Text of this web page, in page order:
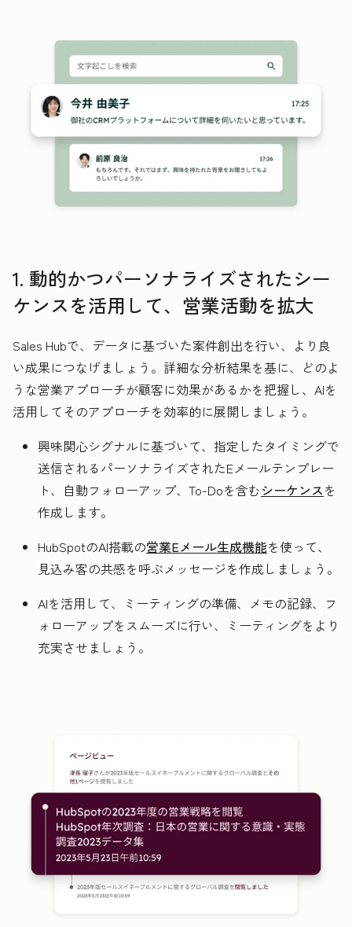
1. 動的かつパーソナライズされたシー
ケンスを活用して、営業活動を拡大
Sales Hubで、データに基づいた案件創出を行い、より良
い成果につなげましょう。詳細な分析結果を基に、どのよ
うな営業アプローチが顧客に効果があるかを把握し、AIを
活用してそのアプローチを効率的に展開しましょう。
興味関心シグナルに基づいて、指定したタイミングで
送信されるパーソナライズされたEメールテンプレー
ト、自動フォローアップ、To-Doを含むシーケンスを
作成します。
HubSpotのAI搭載の営業Eメール生成機能を使って、
見込み客の共感を呼ぶメッセージを作成しましょう。
AIを活用して、ミーティングの準備、メモの記録、フ
ォローアップをスムーズに行い、ミーティングをより
充実させましょう。